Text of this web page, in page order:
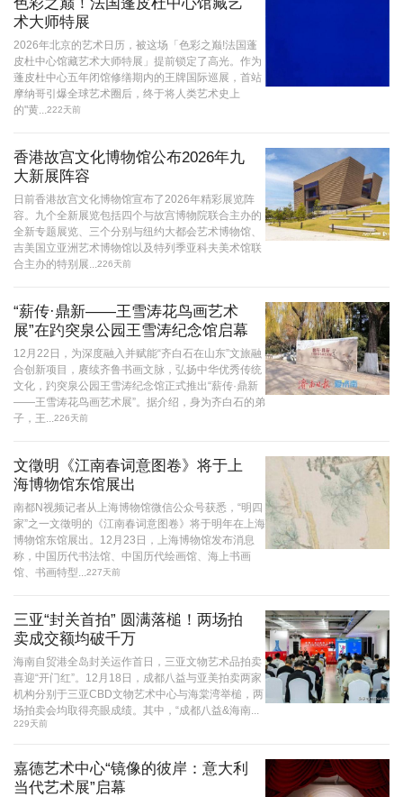
术大师特展
2026年北京的艺术日历，被这场「色彩之巅!法国蓬
皮杜中心馆藏艺术大师特展」提前锁定了高光。作为
蓬皮杜中心五年闭馆修缮期内的王牌国际巡展，首站
摩纳哥引爆全球艺术圈后，终于将人类艺术史上
的"黄...
222天前
香港故宫文化博物馆公布2026年九
大新展阵容
日前香港故宫文化博物馆宣布了2026年精彩展览阵
容。九个全新展览包括四个与故宫博物院联合主办的
全新专题展览、三个分别与纽约大都会艺术博物馆、
吉美国立亚洲艺术博物馆以及特列季亚科夫美术馆联
合主办的特别展...
226天前
“薪传·鼎新——王雪涛花鸟画艺术
展”在趵突泉公园王雪涛纪念馆启幕
12月22日，为深度融入并赋能“齐白石在山东”文旅融
合创新项目，赓续齐鲁书画文脉，弘扬中华优秀传统
文化，趵突泉公园王雪涛纪念馆正式推出“薪传·鼎新
——王雪涛花鸟画艺术展”。据介绍，身为齐白石的弟
子，王...
226天前
文徵明《江南春词意图卷》将于上
海博物馆东馆展出
南都N视频记者从上海博物馆微信公众号获悉，“明四
家”之一文徵明的《江南春词意图卷》将于明年在上海
博物馆东馆展出。12月23日，上海博物馆发布消息
称，中国历代书法馆、中国历代绘画馆、海上书画
馆、书画特型...
227天前
三亚“封关首拍” 圆满落槌！两场拍
卖成交额均破千万
海南自贸港全岛封关运作首日，三亚文物艺术品拍卖
喜迎“开门红”。12月18日，成都八益与亚美拍卖两家
机构分别于三亚CBD文物艺术中心与海棠湾举槌，两
场拍卖会均取得亮眼成绩。其中，“成都八益&海南...
229天前
嘉德艺术中心“镜像的彼岸：意大利
当代艺术展”启幕